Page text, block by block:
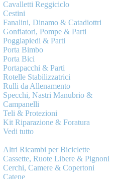
Cavalletti Reggiciclo
Cestini
Fanalini, Dinamo & Catadiottri
Gonfiatori, Pompe & Parti
Poggiapiedi & Parti
Porta Bimbo
Porta Bici
Portapacchi & Parti
Rotelle Stabilizzatrici
Rulli da Allenamento
Specchi, Nastri Manubrio &
Campanelli
Teli & Protezioni
Kit Riparazione & Foratura
Vedi tutto
Altri Ricambi per Biciclette
Cassette, Ruote Libere & Pignoni
Cerchi, Camere & Copertoni
Catene